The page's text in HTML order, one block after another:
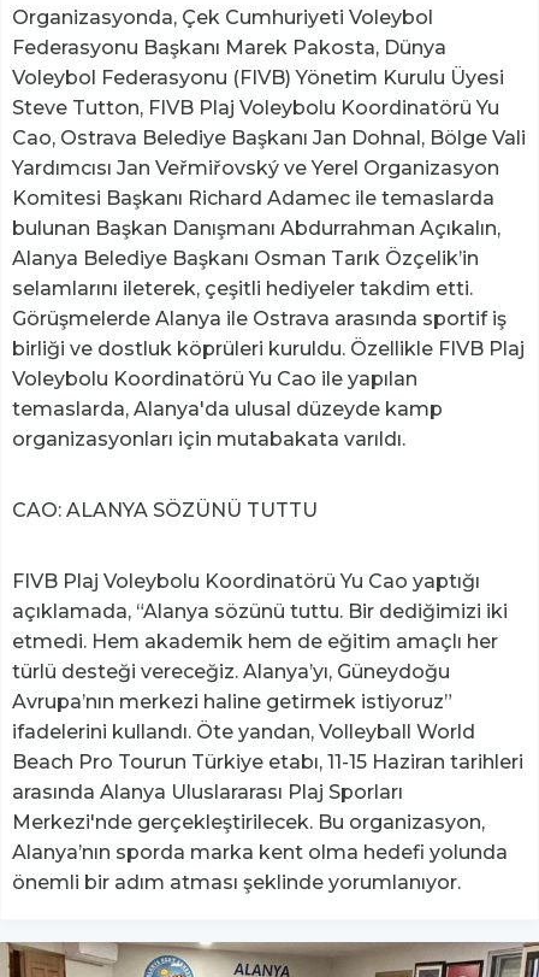
Organizasyonda, Çek Cumhuriyeti Voleybol
Federasyonu Başkanı Marek Pakosta, Dünya
Voleybol Federasyonu (FIVB) Yönetim Kurulu Üyesi
Steve Tutton, FIVB Plaj Voleybolu Koordinatörü Yu
Cao, Ostrava Belediye Başkanı Jan Dohnal, Bölge Vali
Yardımcısı Jan Veřmiřovský ve Yerel Organizasyon
Komitesi Başkanı Richard Adamec ile temaslarda
bulunan Başkan Danışmanı Abdurrahman Açıkalın,
Alanya Belediye Başkanı Osman Tarık Özçelik’in
selamlarını ileterek, çeşitli hediyeler takdim etti.
Görüşmelerde Alanya ile Ostrava arasında sportif iş
birliği ve dostluk köprüleri kuruldu. Özellikle FIVB Plaj
Voleybolu Koordinatörü Yu Cao ile yapılan
temaslarda, Alanya'da ulusal düzeyde kamp
organizasyonları için mutabakata varıldı.
CAO: ALANYA SÖZÜNÜ TUTTU
FIVB Plaj Voleybolu Koordinatörü Yu Cao yaptığı
açıklamada, “Alanya sözünü tuttu. Bir dediğimizi iki
etmedi. Hem akademik hem de eğitim amaçlı her
türlü desteği vereceğiz. Alanya’yı, Güneydoğu
Avrupa’nın merkezi haline getirmek istiyoruz”
ifadelerini kullandı. Öte yandan, Volleyball World
Beach Pro Tourun Türkiye etabı, 11-15 Haziran tarihleri
arasında Alanya Uluslararası Plaj Sporları
Merkezi'nde gerçekleştirilecek. Bu organizasyon,
Alanya’nın sporda marka kent olma hedefi yolunda
önemli bir adım atması şeklinde yorumlanıyor.